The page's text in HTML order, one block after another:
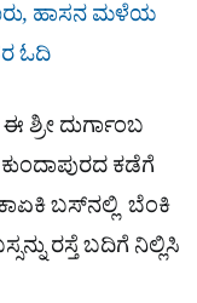
ಹಾಸನ ಮಳೆಯ
ಓದಿ
ಶ್ರೀ ದುರ್ಗಾಂಬ
ಕಡೆಗೆ
ಬಸ್‌ನಲ್ಲಿ ಬೆಂಕಿ
ರಸ್ತೆ ಬದಿಗೆ ನಿಲ್ಲಿಸಿ